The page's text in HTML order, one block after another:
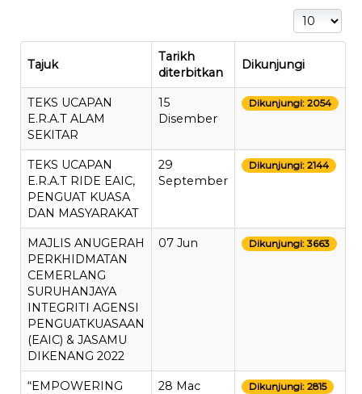
Papar #
Tajuk
Tarikh
diterbitkan
Dikunjungi
TEKS UCAPAN
E.R.A.T ALAM
SEKITAR
15
Disember
Dikunjungi: 2054
TEKS UCAPAN
E.R.A.T RIDE EAIC,
PENGUAT KUASA
DAN MASYARAKAT
29
September
Dikunjungi: 2144
MAJLIS ANUGERAH
PERKHIDMATAN
CEMERLANG
SURUHANJAYA
INTEGRITI AGENSI
PENGUATKUASAAN
(EAIC) & JASAMU
DIKENANG 2022
07 Jun Dikunjungi: 3663
“EMPOWERING
28 Mac Dikunjungi: 2815